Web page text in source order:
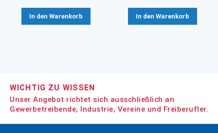
In den Warenkorb In den Warenkorb
WICHTIG ZU WISSEN
Unser Angebot richtet sich ausschließlich an
Gewerbetreibende, Industrie, Vereine und Freiberufler.